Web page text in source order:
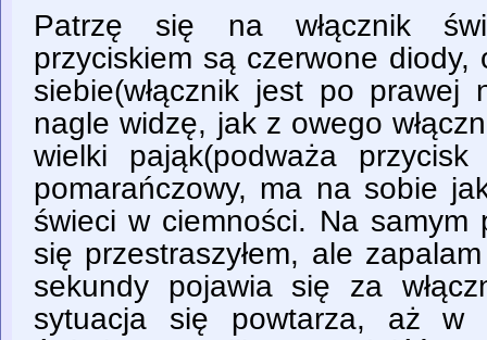
Patrzę się na włącznik
przyciskiem są czerwone diody,
siebie(włącznik jest po
nagle widzę, jak z owego
wielki pająk(podważa
pomarańczowy, ma na sobie
świeci w ciemności. Na samym
się przestraszyłem, ale
sekundy pojawia się za
sytuacja się powtarza, aż w